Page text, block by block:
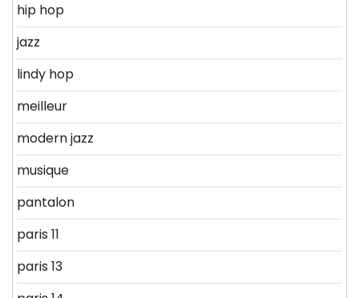
hip hop
jazz
lindy hop
meilleur
modern jazz
musique
pantalon
paris 11
paris 13